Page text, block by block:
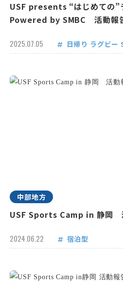
USF presents “はじめての”
Powered by SMBC 活動報
2025.07.05 日帰り ラグビー
中部地方
USF Sports Camp in 静岡
2024.06.22 宿泊型